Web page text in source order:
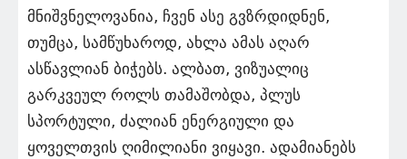
მნიშვნელოვანია, ჩვენ ასე გვზრდიდნენ,
თუმცა, სამწუხაროდ, ახლა ამას აღარ
ასწავლიან ბიჭებს. ალბათ, ვიზუალიც
გარკვეულ როლს თამაშობდა, პლუს
სპორტული, ძალიან ენერგიული და
ყოველთვის ღიმილიანი ვიყავი. ადამიანებს